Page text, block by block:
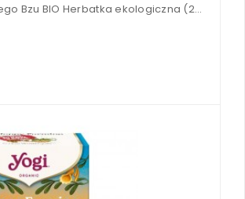
Kwiat Czarnego Bzu BIO Herbatka ekologiczna (25x2g) - Dary Natury 50 g